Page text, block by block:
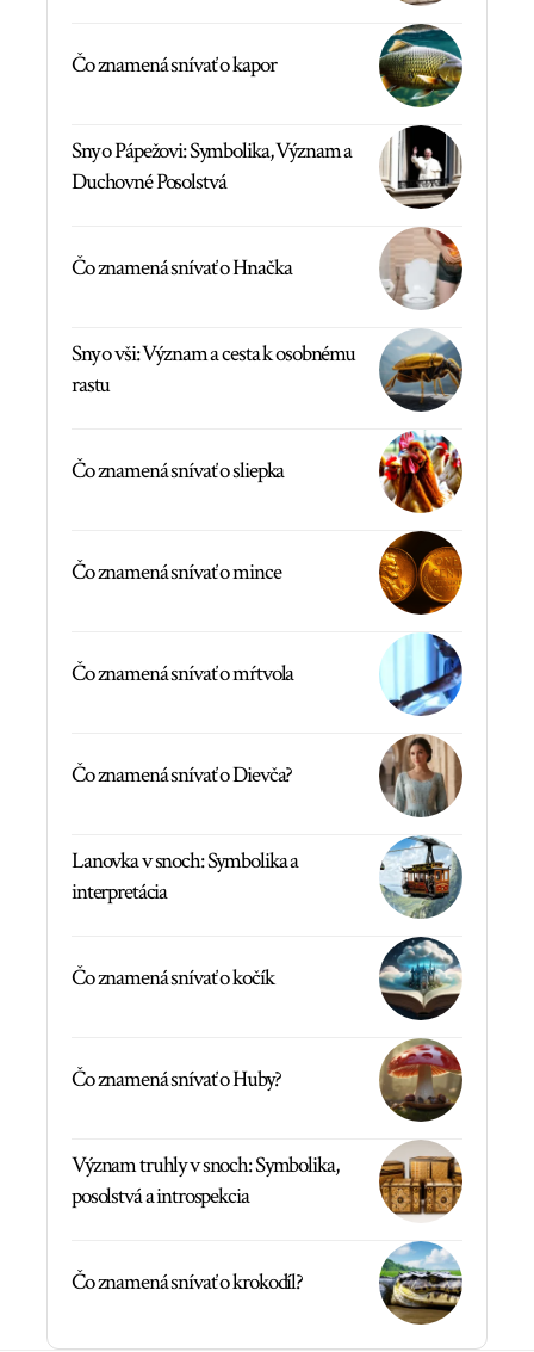
Čo znamená snívať o kapor
Sny o Pápežovi: Symbolika, Význam a
Duchovné Posolstvá
Čo znamená snívať o Hnačka
Sny o vši: Význam a cesta k osobnému
rastu
Čo znamená snívať o sliepka
Čo znamená snívať o mince
Čo znamená snívať o mŕtvola
Čo znamená snívať o Dievča?
Lanovka v snoch: Symbolika a
interpretácia
Čo znamená snívať o kočík
Čo znamená snívať o Huby?
Význam truhly v snoch: Symbolika,
posolstvá a introspekcia
Čo znamená snívať o krokodíl?